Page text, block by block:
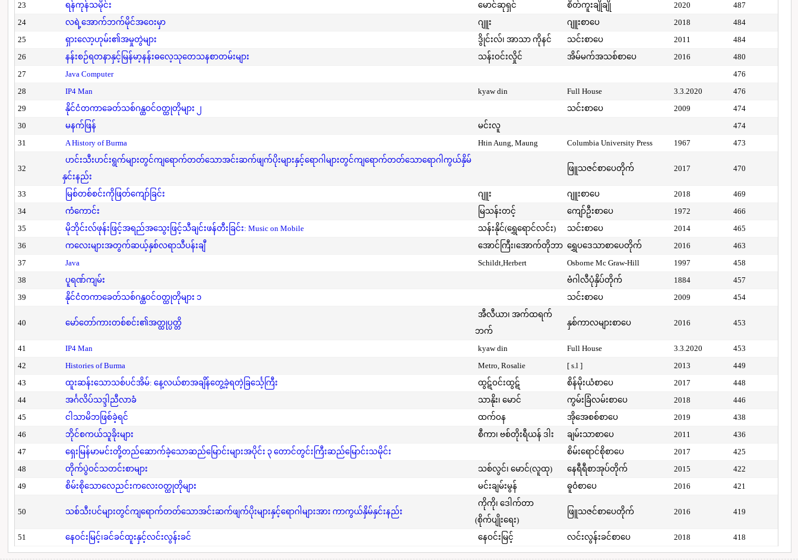
23
ရန်ကုန်သမိုင်း မောင်ဆုရှင် စိတ်ကူးချိုချို 2020
487
24
လရဲ့အောက်ဘက်မိုင်အဝေးမှာ ဂျူး ဂျူးစာပေ 2018
484
25
ရှားလော့ဟုမ်း၏အမှုတွဲများ ဒွိုင်းလ်၊ အာသာ ကိုနင် သင်းစာပေ 2011
484
26
နန်းစဉ်ရတနာနှင့်မြန်မာ့နန်းဓလေ့သုတေသနစာတမ်းများ သန်းဝင်းလှိုင် အိမ်မက်အသစ်စာပေ 2016
480
27
Java Computer
476
28
IP4 Man kyaw din Full House 3.3.2020
476
29
နိုင်ငံတကာခေတ်သစ်ဂန္ထဝင်ဝတ္ထုတိုများ ၂ သင်းစာပေ 2009
474
30
မနက်ဖြန် မင်းလူ
474
31
A History of Burma Htin Aung, Maung Columbia University Press 1967 473
32
ဟင်းသီးဟင်းရွက်များတွင်ကျရောက်တတ်သောအင်းဆက်ဖျက်ပိုးများနှင့်ရောဂါများတွင်ကျရောက်တတ်သောရောဂါကွယ်နှိမ်
နှင်းနည်း
ဖြူသဇင်စာပေတိုက် 2017 470
33 မြစ်တစ်စင်းကိုဖြတ်ကျော်ခြင်း ဂျူး ဂျူးစာပေ 2018
469
34
ကံကောင်း မြသန်းတင့် ကျော်ဦးစာပေ 1972
466
35
မိုဘိုင်းလ်ဖုန်းဖြင့်အရည်အသွေးဖြင့်သီချင်းဖန်တီးခြင်း: Music on Mobile သန်းနိုင်(ရွှေရောင်လင်း) သင်းစာပေ 2014
465
36
ကလေးများအတွက်ဆယ့်နှစ်လရာသီပန်းချီ အောင်ကြီး၊အောက်တိုဘာ ရွှေပဒေသာစာပေတိုက် 2016
463
37
Java Schildt,Herbert Osborne Mc Graw-Hill 1997
458
38
ပူရဏ်ကျမ်း ဗံဂါလီပုံနှိပ်တိုက် 1884
457
39
နိုင်ငံတကာခေတ်သစ်ဂန္ထဝင်ဝတ္ထုတိုများ ၁ သင်းစာပေ 2009 454
40 မော်တော်ကားတစ်စင်း၏အတ္ထုပ္ပတ္တိ
အီလီယာ၊ အက်ထရက်
ဘက်
နှစ်ကာလများစာပေ 2016 453
41 IP4 Man kyaw din Full House 3.3.2020
453
42
Histories of Burma Metro, Rosalie [ s.l ] 2013
449
43
ထူးဆန်းသောသစ်ပင်အိမ်: နေ့လယ်စာအချိန်တွေ့ခဲ့ရတဲ့ခြင်္သေ့ကြီး ထွဋ်ဝင်းထွဋ် စိန်မိုးယံစာပေ 2017
448
44
အင်္ဂလိပ်သဒ္ဒါညီလာခံ သာနိုး၊ မောင် ကွမ်းခြံလမ်းစာပေ 2018
446
45
ငါသာမိဘဖြစ်ခဲ့ရင် ထက်ဝန အိုအေစစ်စာပေ 2019
438
46
ဘိုင်စကယ်သူခိုးများ စီကာ၊ ဗစ်တိုးရီယန် ဒါး ချမ်းသာစာပေ 2011
436
47
ရှေးမြန်မာမင်းတို့တည်ဆောက်ခဲ့သောဆည်မြောင်းများအပိုင်း ၃ တောင်တွင်းကြီးဆည်မြောင်းသမိုင်း စိမ်းရောင်စိုစာပေ 2017
425
48
တိုက်ပွဲဝင်သတင်းစာများ သစ်လွင်၊ မောင်(လူထု) နေရီရီစာအုပ်တိုက် 2015
422
49
စိမ်းစိုသောလေညင်းကလေးဝတ္ထုတိုများ မင်းချမ်းမွန် ဓူဝံစာပေ 2016 421
50 သစ်သီးပင်များတွင်ကျရောက်တတ်သောအင်းဆက်ဖျက်ပိုးများနှင့်ရောဂါများအား ကာကွယ်နှိမ်နှင်းနည်း
ကိုကို၊ ဒေါက်တာ
(စိုက်ပျိုးရေး)
ဖြူသဇင်စာပေတိုက် 2016 419
51 နေဝင်းမြင့်၊ခင်ခင်ထူးနှင့်လင်းလွန်းခင် နေဝင်းမြင့် လင်းလွန်းခင်စာပေ 2018 418